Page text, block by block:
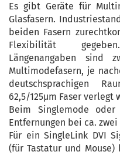
Es gibt Geräte für
Glasfasern.
beiden Fasern
Flexibilität
Längenangaben sind
Multimodefasern, je
deutschsprachigen
62,5/125µm Faser verlegt
Beim Singlemode
Entfernungen bei ca.
Für ein SingleLink DVI
(für Tastatur und